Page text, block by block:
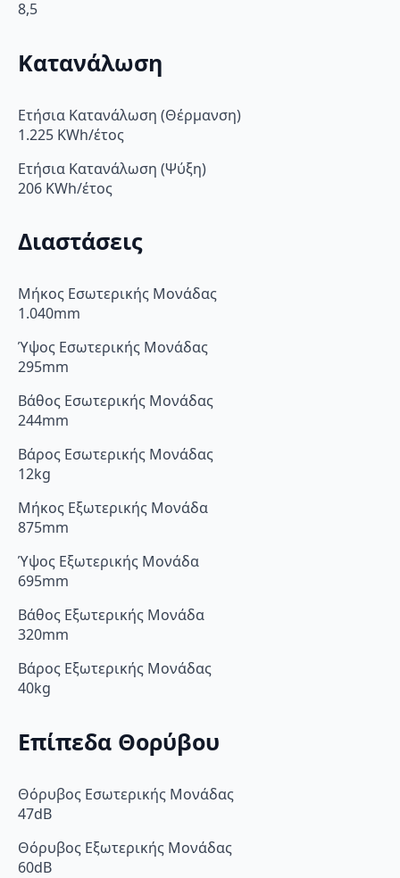
8,5
Κατανάλωση
Ετήσια Κατανάλωση (Θέρμανση)
1.225 KWh/έτος
Ετήσια Κατανάλωση (Ψύξη)
206 KWh/έτος
Διαστάσεις
Μήκος Εσωτερικής Μονάδας
1.040mm
Ύψος Εσωτερικής Μονάδας
295mm
Βάθος Εσωτερικής Μονάδας
244mm
Βάρος Εσωτερικής Μονάδας
12kg
Μήκος Εξωτερικής Μονάδα
875mm
Ύψος Εξωτερικής Μονάδα
695mm
Βάθος Εξωτερικής Μονάδα
320mm
Βάρος Εξωτερικής Μονάδας
40kg
Επίπεδα Θορύβου
Θόρυβος Εσωτερικής Μονάδας
47dB
Θόρυβος Εξωτερικής Μονάδας
60dB